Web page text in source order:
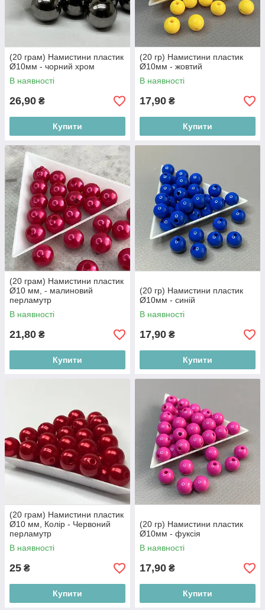
(20 грам) Намистини пластик
Ø10мм - чорний хром
В наявності
26,90 ₴
Купити
(20 гр) Намистини пластик
Ø10мм - жовтий
В наявності
17,90 ₴
Купити
(20 грам) Намистини пластик
Ø10 мм, - малиновий
перламутр
В наявності
21,80 ₴
Купити
(20 гр) Намистини пластик
Ø10мм - синій
В наявності
17,90 ₴
Купити
(20 грам) Намистини пластик
Ø10 мм, Колір - Червоний
перламутр
В наявності
25 ₴
Купити
(20 гр) Намистини пластик
Ø10мм - фуксія
В наявності
17,90 ₴
Купити